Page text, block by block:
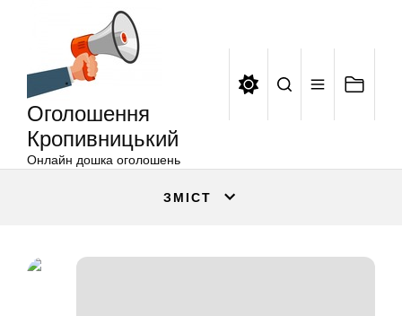
Оголошення
Кропивницький
Онлайн дошка оголошень
ЗМІСТ